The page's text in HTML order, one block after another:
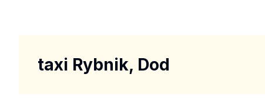
taxi Rybnik, Dod